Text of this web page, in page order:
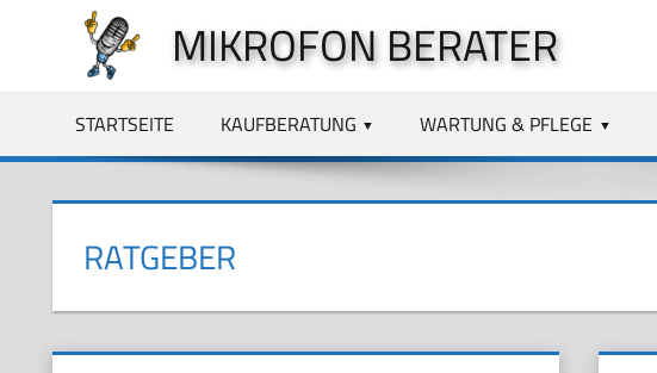
springen
MIKROFON BERATER
STARTSEITE KAUFBERATUNG WARTUNG & PFLEGE
RATGEBER